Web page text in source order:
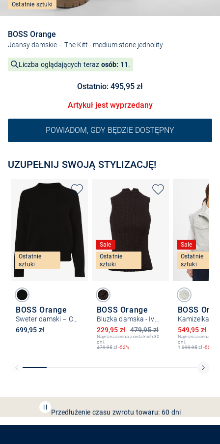
Ostatnie sztuki
BOSS Orange
Jeansy damskie – The Kitt - medium stone jednolity
Liczba oglądających teraz osób: 11.
Ostatnio: 495,95 zł
Artykuł jest wyprzedany
POWIADOM, GDY BĘDZIE DOSTĘPNY
UZUPEŁNIJ SWOJĄ STYLIZACJĘ!
Ostatnie
sztuki
BOSS Orange
Sweter damski – C_Fesperana
699,95 zł
Sale
Ostatnie
sztuki
BOSS Orange
Bluzka damska - Iveylor
479,95 zł
Obniżona cena
229,95 zł
Najniższa cena z ostatnich 30
dni:
479,95zł-52%
Sale
Ostatnie
sztuki
BOSS
Obniżona
549,95 zł
Najniższa cena z
dni:
1 099,95zł-50%
Przedłużenie czasu zwrotu towaru: 60 dni
Odkryj aplikację VANGRAAF